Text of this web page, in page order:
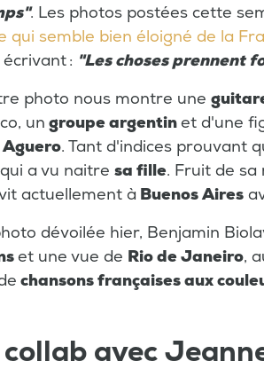
. Les photos postées cette
qui semble bien éloigné de la
: "Les choses prennent
photo nous montre une
un groupe argentinet d'une
Aguero. Tant d'indices prouvant
a vu naitre sa fille. Fruit de sa
actuellement à Buenos Aires
dévoilée hier, Benjamin
et une vue de Rio de Janeiro,
chansons françaises aux
avec